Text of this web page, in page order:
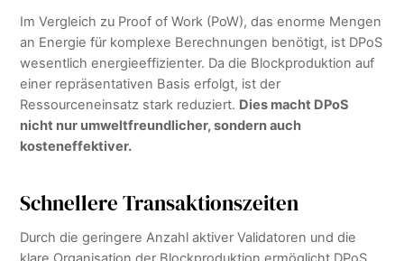
Im Vergleich zu Proof of Work (PoW), das enorme Mengen
an Energie für komplexe Berechnungen benötigt, ist DPoS
wesentlich energieeffizienter. Da die Blockproduktion auf
einer repräsentativen Basis erfolgt, ist der
Ressourceneinsatz stark reduziert. Dies macht DPoS
nicht nur umweltfreundlicher, sondern auch
kosteneffektiver.
Schnellere Transaktionszeiten
Durch die geringere Anzahl aktiver Validatoren und die